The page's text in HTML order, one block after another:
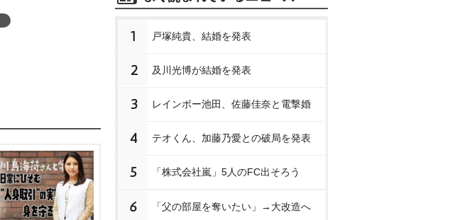
1 戸塚純貴、結婚を発表
2 及川光博が結婚を発表
3 レインボー池田、佐藤佳奈と電撃婚
4 テオくん、加藤乃愛との破局を発表
5 「株式会社嵐」5人のFC出そろう
6 「父の部屋を奪いたい」→大改造へ